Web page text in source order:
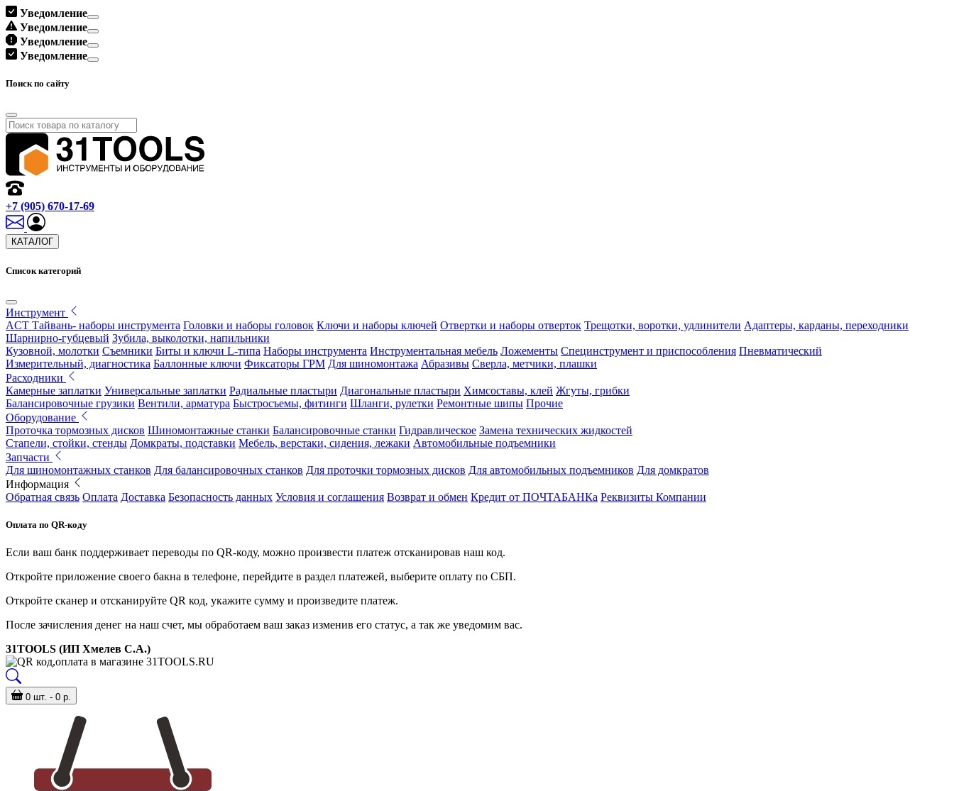
Уведомление
Уведомление
Уведомление
Уведомление
Поиск по сайту
+7 (905) 670-17-69
КАТАЛОГ
Список категорий
Инструмент
ACT Тайвань- наборы инструмента Головки и наборы головок Ключи и наборы ключей Отвертки и наборы отверток Трещотки, воротки, удлинители Адаптеры, карданы, переходники
Шарнирно-губцевый Зубила, выколотки, напильники
Кузовной, молотки Съемники Биты и ключи L-типа Наборы инструмента Инструментальная мебель Ложементы Специнструмент и приспособления Пневматический
Измерительный, диагностика Баллонные ключи Фиксаторы ГРМ Для шиномонтажа Абразивы Сверла, метчики, плашки
Расходники
Камерные заплатки Универсальные заплатки Радиальные пластыри Диагональные пластыри Химсоставы, клей Жгуты, грибки
Балансировочные грузики Вентили, арматура Быстросъемы, фитинги Шланги, рулетки Ремонтные шипы Прочие
Оборудование
Проточка тормозных дисков Шиномонтажные станки Балансировочные станки Гидравлическое Замена технических жидкостей
Стапели, стойки, стенды Домкраты, подставки Мебель, верстаки, сидения, лежаки Автомобильные подъемники
Запчасти
Для шиномонтажных станков Для балансировочных станков Для проточки тормозных дисков Для автомобильных подъемников Для домкратов
Информация
Обратная связь Оплата Доставка Безопасность данных Условия и соглашения Возврат и обмен Кредит от ПОЧТАБАНКа Реквизиты Компании
Оплата по QR-коду
Если ваш банк поддерживает переводы по QR-коду, можно произвести платеж отсканировав наш код.
Откройте приложение своего бакна в телефоне, перейдите в раздел платежей, выберите оплату по СБП.
Откройте сканер и отсканируйте QR код, укажите сумму и произведите платеж.
После зачисления денег на наш счет, мы обработаем ваш заказ изменив его статус, а так же уведомим вас.
31TOOLS (ИП Хмелев С.А.)
0 шт. - 0 р.